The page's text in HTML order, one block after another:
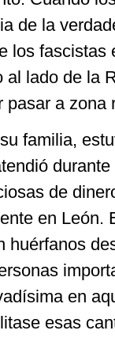
de la
los fascistas
lado de la
pasar a zona
familia,
de
en León.
huérfanos
en
esas